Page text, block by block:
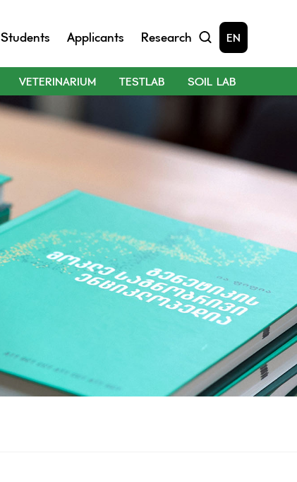
Students Applicants Research EN
VETERINARIUM TESTLAB SOIL LAB